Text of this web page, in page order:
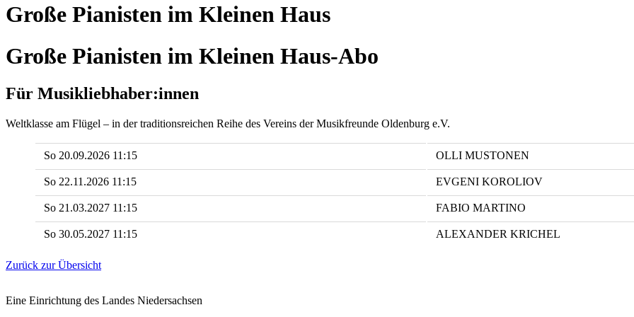
Große Pianisten im Kleinen Haus
Große Pianisten im Kleinen Haus-Abo
Für Musikliebhaber:innen
Weltklasse am Flügel – in der traditionsreichen Reihe des Vereins der Musikfreunde Oldenburg e.V.
So 20.09.2026 11:15 OLLI MUSTONEN
So 22.11.2026 11:15 EVGENI KOROLIOV
So 21.03.2027 11:15 FABIO MARTINO
So 30.05.2027 11:15 ALEXANDER KRICHEL
Zurück zur Übersicht
Eine Einrichtung des Landes Niedersachsen